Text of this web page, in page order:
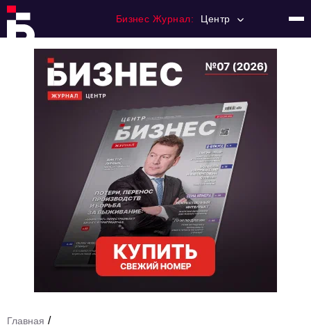
Бизнес Журнал: Центр
Регулирование
Премия "Тульский Бизнес"
История тульского предпринимательства
Главная /